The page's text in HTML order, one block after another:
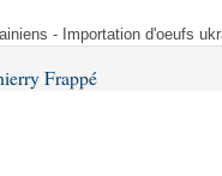
- Importation d'oeufs
Frappé